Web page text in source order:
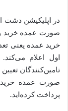
در اپلیکیشن دشت
خرید عمده یعنی
اول اعلام می‌کند
تامین‌کنندگان
صورت عمده خرید
پرداخت کرده‌اید.